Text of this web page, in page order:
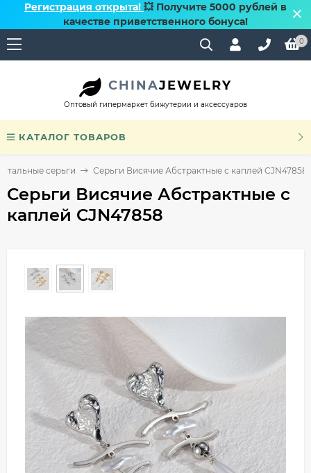
Регистрация открыта! 💥 Получите 5000 рублей в
качестве приветственного бонуса!
0
CHINAJEWELRY
Оптовый гипермаркет бижутерии и аксессуаров
КАТАЛОГ ТОВАРОВ
Стальные серьги Серьги Висячие Абстрактные с каплей CJN47858
Серьги Висячие Абстрактные с
каплей CJN47858